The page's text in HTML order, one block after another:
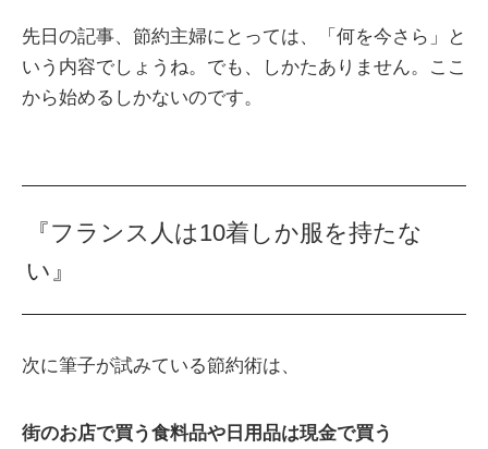
先日の記事、節約主婦にとっては、「何を今さら」と
いう内容でしょうね。でも、しかたありません。ここ
から始めるしかないのです。
『フランス人は10着しか服を持たな
い』
次に筆子が試みている節約術は、
街のお店で買う食料品や日用品は現金で買う